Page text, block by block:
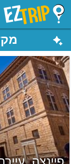
EZTrip
פיינצה,